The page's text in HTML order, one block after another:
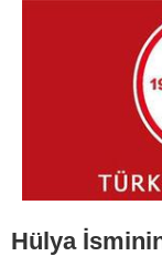
Hülya